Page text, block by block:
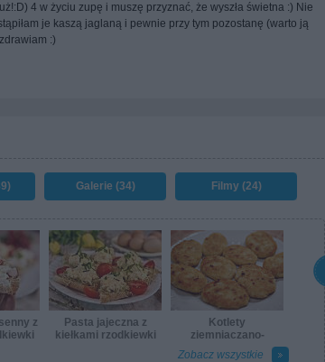
4 w życiu zupę i muszę przyznać, że wyszła świetna :) Nie
je kaszą jaglaną i pewnie przy tym pozostanę (warto ją
:)
Galerie (34) Filmy (24)
z
Pasta jajeczna z
kiełkami rzodkiewki
Kotlety
ziemniaczano-
kalafiorowe
Zobacz wszystkie